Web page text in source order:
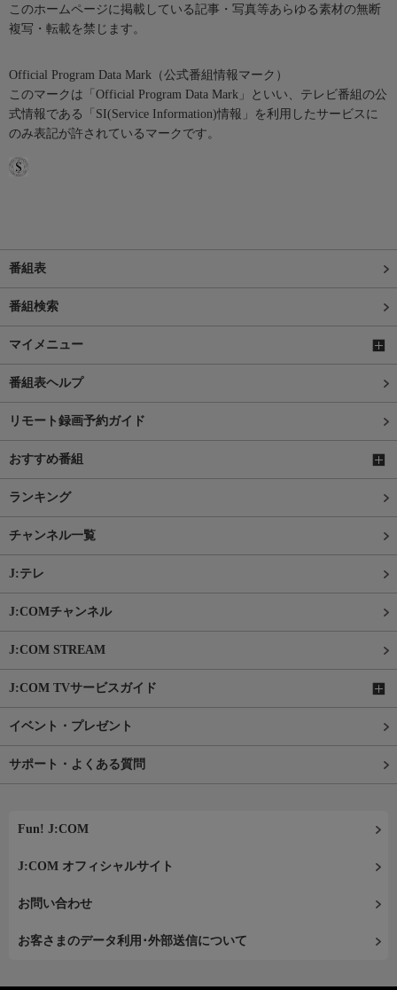
このホームページに掲載している記事・写真等あらゆる素材の無断
複写・転載を禁じます。
Official Program Data Mark（公式番組情報マーク）
このマークは「Official Program Data Mark」といい、テレビ番組の公
式情報である「SI(Service Information)情報」を利用したサービスに
のみ表記が許されているマークです。
番組表
番組検索
マイメニュー
番組表ヘルプ
リモート録画予約ガイド
おすすめ番組
ランキング
チャンネル一覧
J:テレ
J:COMチャンネル
J:COM STREAM
J:COM TVサービスガイド
イベント・プレゼント
サポート・よくある質問
Fun! J:COM
J:COM オフィシャルサイト
お問い合わせ
お客さまのデータ利用･外部送信について